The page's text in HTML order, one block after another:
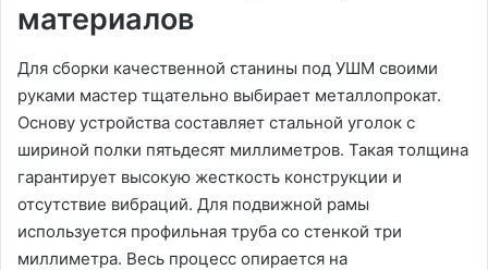
материалов
Для сборки качественной станины под УШМ своими
руками мастер тщательно выбирает металлопрокат.
Основу устройства составляет стальной уголок с
шириной полки пятьдесят миллиметров. Такая толщина
гарантирует высокую жесткость конструкции и
отсутствие вибраций. Для подвижной рамы
используется профильная труба со стенкой три
миллиметра. Весь процесс опирается на